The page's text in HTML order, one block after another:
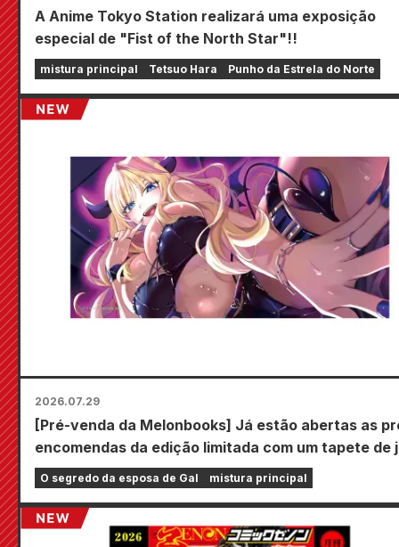
A Anime Tokyo Station realizará uma exposição
especial de "Fist of the North Star"!!
mistura principal Tetsuo Hara Punho da Estrela do Norte
2026.07.29
[Pré-venda da Melonbooks] Já estão abertas as
encomendas da edição limitada com um tapete de
especial com uma ilustração deslumbrante de
Tojo desenhada por Kudou! O volume 6 de "The
Secret of the Gal Bride" será lançado em 20 de
O segredo da esposa de Gal mistura principal